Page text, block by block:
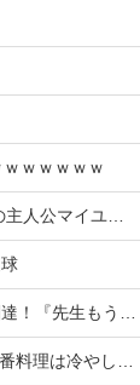
ｗｗｗｗｗ
ャラメイクが可能
バケモンを産み出してしまった』
得ないほどダルい」